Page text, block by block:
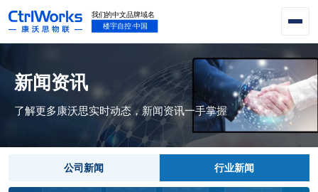
新闻资讯
了解更多康沃思实时动态，新闻资讯一手掌握
公司新闻 行业新闻